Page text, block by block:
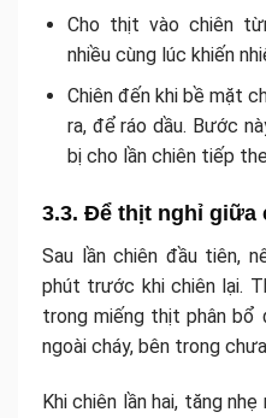
Cho thịt vào chiên
nhiều cùng lúc khiến
Chiên đến khi bề mặt
ra, để ráo dầu. Bước
bị cho lần chiên tiếp
3.3. Để thịt nghỉ giữa
Sau lần chiên đầu tiên,
phút trước khi chiên lại.
trong miếng thịt phân bổ
ngoài cháy, bên trong
Khi chiên lần hai, tăng